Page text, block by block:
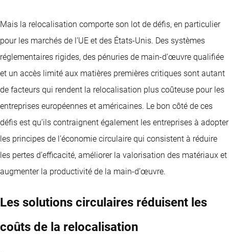
Mais la relocalisation comporte son lot de défis, en particulier
pour les marchés de l’UE et des États-Unis. Des systèmes
réglementaires rigides, des pénuries de main-d’œuvre qualifiée
et un accès limité aux matières premières critiques sont autant
de facteurs qui rendent la relocalisation plus coûteuse pour les
entreprises européennes et américaines. Le bon côté de ces
défis est qu’ils contraignent également les entreprises à adopter
les principes de l’économie circulaire qui consistent à réduire
les pertes d’efficacité, améliorer la valorisation des matériaux et
augmenter la productivité de la main-d’œuvre.
Les solutions circulaires réduisent les
coûts de la relocalisation